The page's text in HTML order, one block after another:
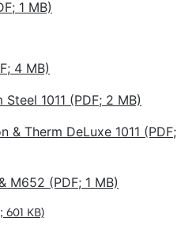
1 MB)
4 MB)
1011 (PDF; 2 MB)
& Therm DeLuxe 1011 (PDF;
M652 (PDF; 1 MB)
601 KB)